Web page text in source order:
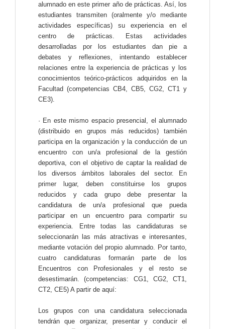
alumnado en este primer año de prácticas. Así, los
estudiantes transmiten (oralmente y/o mediante
actividades específicas) su experiencia en el
centro de prácticas. Estas actividades
desarrolladas por los estudiantes dan pie a
debates y reflexiones, intentando establecer
relaciones entre la experiencia de prácticas y los
conocimientos teórico-prácticos adquiridos en la
Facultad (competencias CB4, CB5, CG2, CT1 y
CE3).
· En este mismo espacio presencial, el alumnado
(distribuido en grupos más reducidos) también
participa en la organización y la conducción de un
encuentro con un/a profesional de la gestión
deportiva, con el objetivo de captar la realidad de
los diversos ámbitos laborales del sector. En
primer lugar, deben constituirse los grupos
reducidos y cada grupo debe presentar la
candidatura de un/a profesional que pueda
participar en un encuentro para compartir su
experiencia. Entre todas las candidaturas se
seleccionarán las más atractivas e interesantes,
mediante votación del propio alumnado. Por tanto,
cuatro candidaturas formarán parte de los
Encuentros con Profesionales y el resto se
desestimarán. (competencias: CG1, CG2, CT1,
CT2, CE5) A partir de aquí:
Los grupos con una candidatura seleccionada
tendrán que organizar, presentar y conducir el